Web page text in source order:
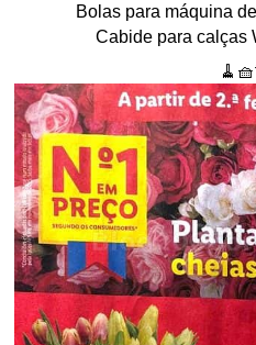
Bolas para máquina
Cabide para calças